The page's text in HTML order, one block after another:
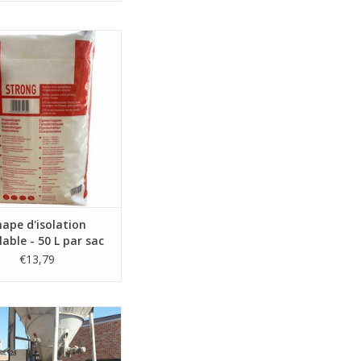
chape d'isolation
50 L - par sac
remise de quantité
AU PANIER
d'isolation
- 50 L par sac
€13,79
simplement sur le
du silo, vous pouvez
mortier de drainage